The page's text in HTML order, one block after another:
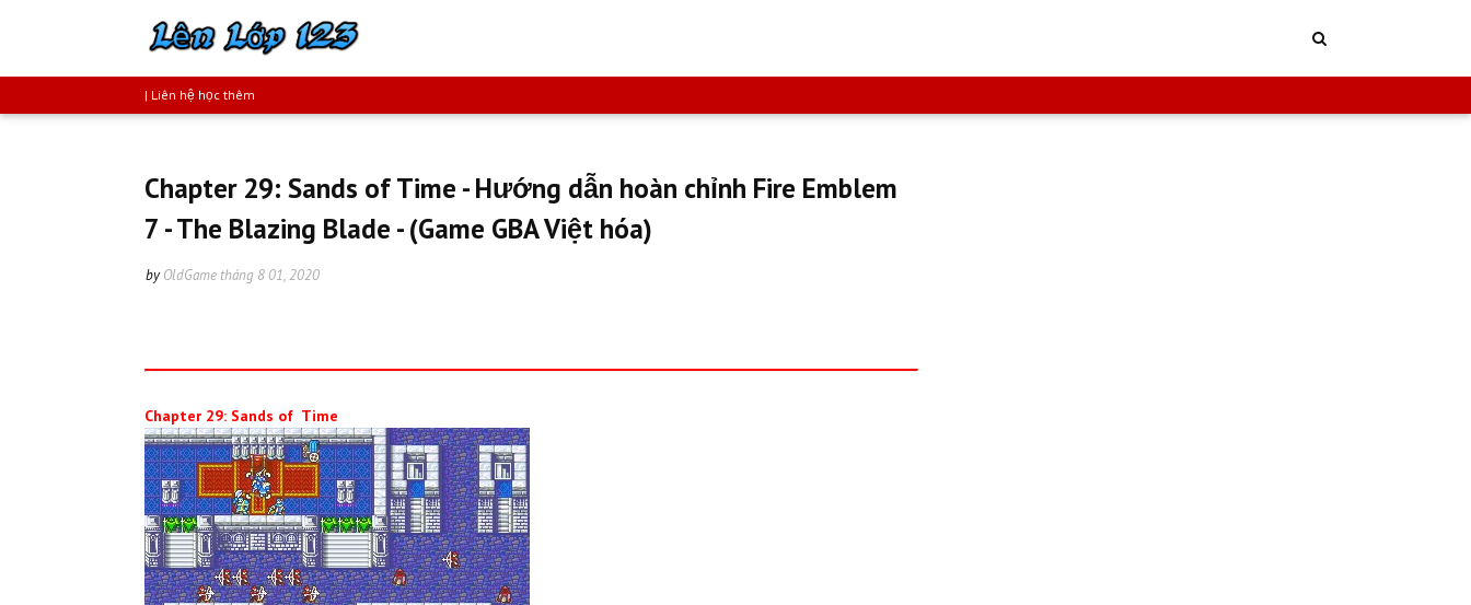
| Liên hệ học thêm
Chapter 29: Sands of Time - Hướng dẫn hoàn chỉnh Fire Emblem
7 - The Blazing Blade - (Game GBA Việt hóa)
by OldGame tháng 8 01, 2020
Chapter 29: Sands of Time